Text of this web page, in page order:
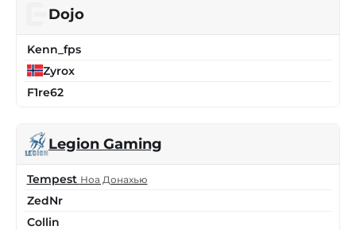
Dojo
Kenn_fps
Zyrox
F1re62
Legion Gaming
Tempest Ноа Донахью
ZedNr
Collin